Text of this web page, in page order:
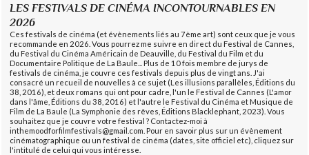
LES FESTIVALS DE CINÉMA INCONTOURNABLES EN
2026
Ces festivals de cinéma (et évènements liés au 7ème art) sont ceux que je vous
recommande en 2026. Vous pourrez me suivre en direct du Festival de Cannes,
du Festival du Cinéma Américain de Deauville, du Festival du Film et du
Documentaire Politique de La Baule... Plus de 10 fois membre de jurys de
festivals de cinéma, je couvre ces festivals depuis plus de vingt ans. J'ai
consacré un recueil de nouvelles à ce sujet (Les illusions parallèles, Éditions du
38, 2016), et deux romans qui ont pour cadre, l'un le Festival de Cannes (L'amor
dans l'âme, Éditions du 38, 2016) et l'autre le Festival du Cinéma et Musique de
Film de La Baule (La Symphonie des rêves, Éditions Blacklephant, 2023). Vous
souhaitez que je couvre votre festival ? Contactez-moi à
inthemoodforfilmfestivals@gmail.com. Pour en savoir plus sur un évènement
cinématographique ou un festival de cinéma (dates, site officiel etc), cliquez sur
l'intitulé de celui qui vous intéresse.